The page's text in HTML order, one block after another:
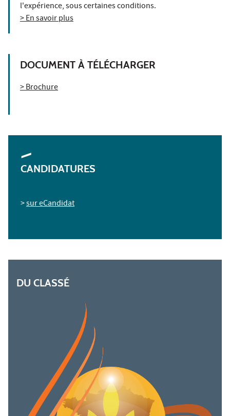
l'expérience, sous certaines conditions.
> En savoir plus
DOCUMENT À TÉLÉCHARGER
> Brochure
CANDIDATURES
>sur eCandidat
DU CLASSÉ